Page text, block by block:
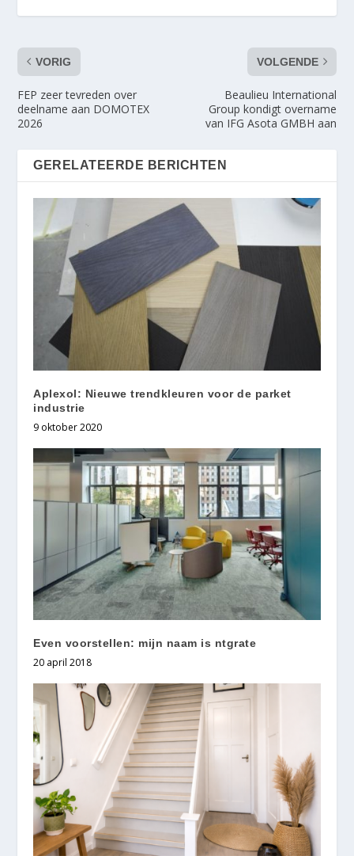
VORIG
FEP zeer tevreden over
deelname aan DOMOTEX
2026
VOLGENDE
Beaulieu International
Group kondigt overname
van IFG Asota GMBH aan
GERELATEERDE BERICHTEN
Aplexol: Nieuwe trendkleuren voor de parket
industrie
9 oktober 2020
Even voorstellen: mijn naam is ntgrate
20 april 2018